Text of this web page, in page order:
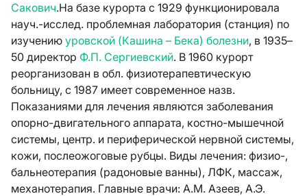
Сакович.На базе курорта с 1929 функционировала
науч.-исслед. проблемная лаборатория (станция) по
изучению уровской (Кашина – Бека) болезни, в 1935–
50 директор Ф.П. Сергиевский. В 1960 курорт
реорганизован в обл. физиотерапевтическую
больницу, с 1987 имеет современное назв.
Показаниями для лечения являются заболевания
опорно-двигательного аппарата, костно-мышечной
системы, центр. и периферической нервной системы,
кожи, послеожоговые рубцы. Виды лечения: физио-,
бальнеотерапия (радоновые ванны), ЛФК, массаж,
механотерапия. Главные врачи: А.М. Азеев, А.Э.